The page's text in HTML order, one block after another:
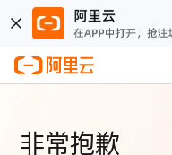
非常抱歉